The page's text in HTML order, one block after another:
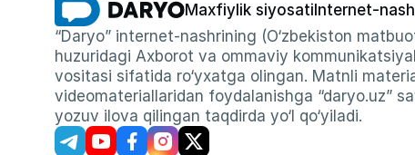
Maxfiylik siyosati Internet-
“Daryo” internet-nashrining (O‘zbekiston
huzuridagi Axborot va ommaviy
vositasi sifatida ro‘yxatga olingan. Matnli
videomateriallaridan foydalanishga “daryo.uz”
yozuv ilova qilingan taqdirda yo‘l qo‘yiladi.